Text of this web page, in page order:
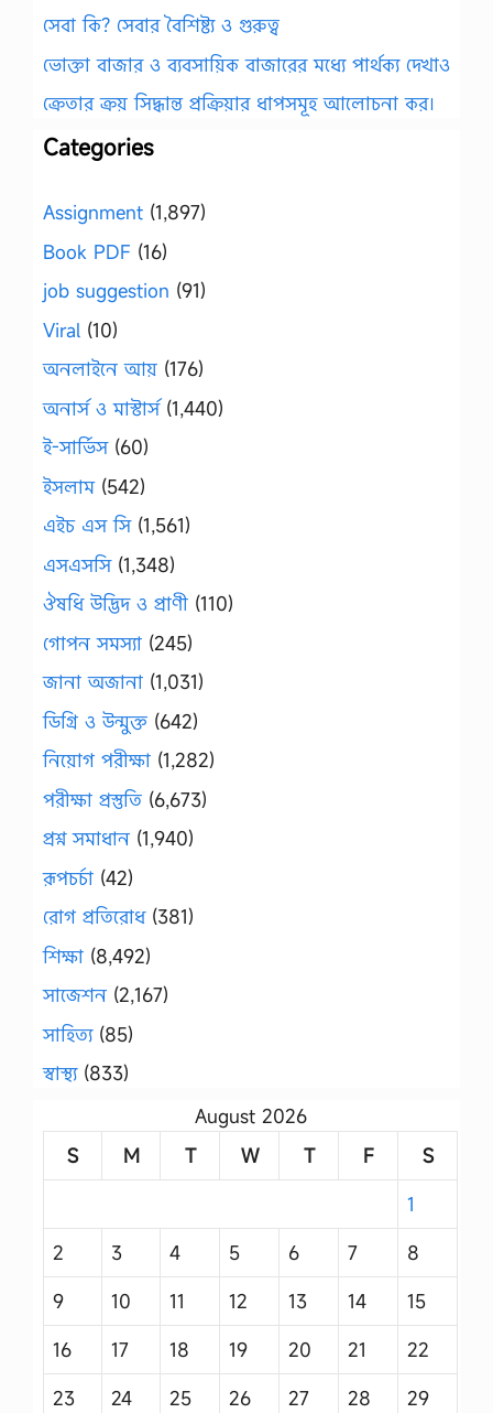
সেবা কি? সেবার বৈশিষ্ট্য ও গুরুত্ব
ভোক্তা বাজার ও ব্যবসায়িক বাজারের মধ্যে পার্থক্য দেখাও
ক্রেতার ক্রয় সিদ্ধান্ত প্রক্রিয়ার ধাপসমূহ আলোচনা কর।
Categories
Assignment (1,897)
Book PDF (16)
job suggestion (91)
Viral (10)
অনলাইনে আয় (176)
অনার্স ও মাস্টার্স(1,440)
ই-সার্ভিস(60)
ইসলাম(542)
এইচ এস সি(1,561)
এসএসসি(1,348)
ঔষধি উদ্ভিদ ও প্রাণী (110)
গোপন সমস্যা (245)
জানা অজানা (1,031)
ডিগ্রি ও উন্মুক্ত (642)
নিয়োগ পরীক্ষা (1,282)
পরীক্ষা প্রস্তুতি (6,673)
প্রশ্ন সমাধান (1,940)
রূপচর্চা (42)
রোগ প্রতিরোধ(381)
শিক্ষা (8,492)
সাজেশন (2,167)
সাহিত্য(85)
স্বাস্থ্য(833)
August 2026
S
M T W T F
S
1
2
3 4 5 6 7
8
9
10 11 12 13 14
15
16
17 18 19 20 21
22
23
24 25 26 27 28 29